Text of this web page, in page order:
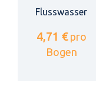
Flusswasser
4,71 € pro
Bogen